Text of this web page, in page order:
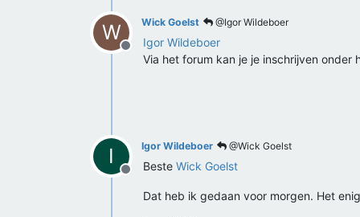
W
Offline
Wick Goelst @Igor Wildeboer
Igor Wildeboer
Via het forum kan je je inschrijven
I
Offline
Igor Wildeboer @Wick Goelst
Beste Wick Goelst
Dat heb ik gedaan voor morgen. Het